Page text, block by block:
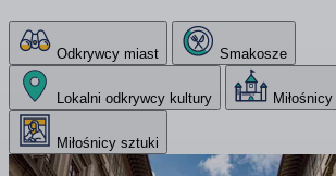
Odkrywcy miast Smakosze
Lokalni odkrywcy kultury
Miłośnicy sztuki